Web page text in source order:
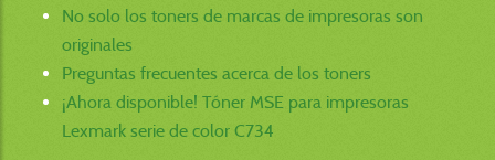
No solo los toners de marcas de impresoras son
originales
Preguntas frecuentes acerca de los toners
¡Ahora disponible! Tóner MSE para impresoras
Lexmark serie de color C734